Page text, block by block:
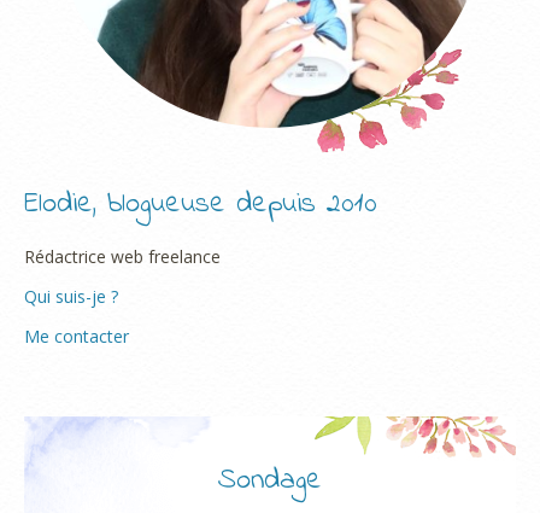
Elodie, blogueuse depuis 2010
Rédactrice web freelance
Qui suis-je ?
Me contacter
Sondage